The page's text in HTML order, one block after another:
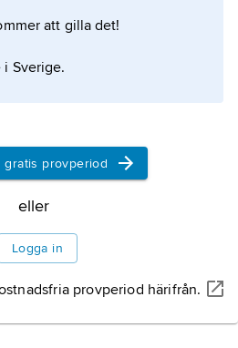
artikeln
att gilla det!
i Sverige.
gratis provperiod
eller
Logga in
provperiod härifrån.